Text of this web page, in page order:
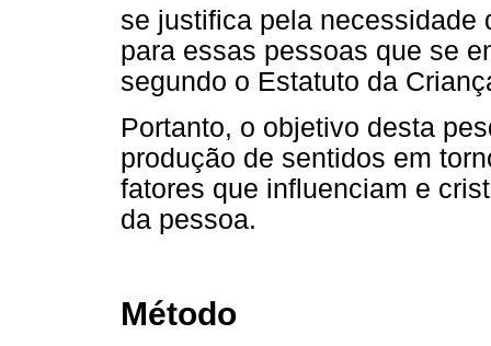
se justifica pela necessidade
para essas pessoas que se
segundo o Estatuto da
Portanto, o objetivo desta
produção de sentidos em
fatores que influenciam e
da pessoa.
Método